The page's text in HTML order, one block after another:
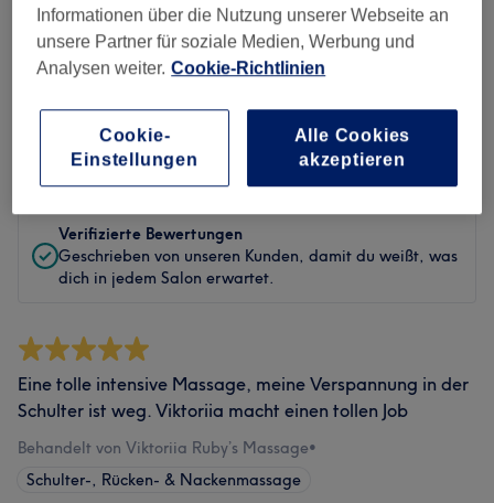
Bewertungen filtern
Bewertung Nach Sternen filtern
Verifizierte Bewertungen
Geschrieben von unseren Kunden, damit du weißt, was
dich in jedem Salon erwartet.
Eine tolle intensive Massage, meine Verspannung in der
Schulter ist weg. Viktoriia macht einen tollen Job
Behandelt von Viktoriia Ruby’s Massage•
Schulter-, Rücken- & Nackenmassage
Informationen über die Nutzung unserer Webseite an
unsere Partner für soziale Medien, Werbung und
Analysen weiter. Cookie-Richtlinien
Cookie-
Einstellungen
Alle Cookies
akzeptieren